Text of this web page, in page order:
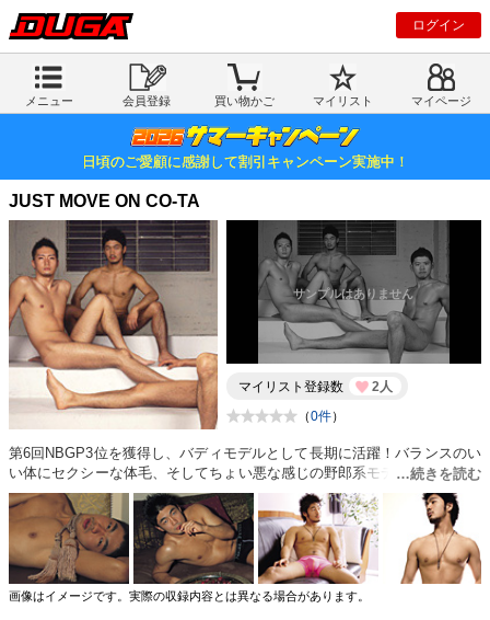
ログイン
メニュー 会員登録 買い物かご マイリスト マイページ
日頃のご愛顧に感謝して割引キャンペーン実施中！
JUST MOVE ON CO-TA
マイリスト登録数
2人
（0件）
第6回NBGP3位を獲得し、バディモデルとして長期に活躍！バランスのい
い体にセクシーな体毛、そしてちょい悪な感じの野郎系モデル。ちょっと
エッチな感じのショットもあり！？
画像はイメージです。実際の収録内容とは異なる場合があります。